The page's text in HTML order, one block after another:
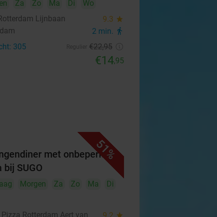
Za Zo Ma Di
Wo
Lijnbaan
9.3 star
2 min. directions_walk
305 €22,95
€14,95
51%
met onbeperkt
bij SUGO
Morgen Za Zo Ma
Di
Pizza Rotterdam Aert van
star